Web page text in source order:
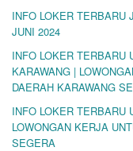
INFO LOKER TERBARU
JUNI 2024
INFO LOKER TERBARU
KARAWANG |
DAERAH KARAWANG
INFO LOKER TERBARU
LOWONGAN KERJA
SEGERA